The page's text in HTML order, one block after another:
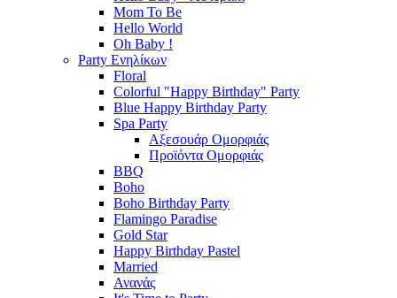
Mom To Be
Hello World
Oh Baby !
Party Ενηλίκων
Floral
Colorful "Happy Birthday" Party
Blue Happy Birthday Party
Spa Party
Αξεσουάρ Ομορφιάς
Προϊόντα Ομορφιάς
BBQ
Boho
Boho Birthday Party
Flamingo Paradise
Gold Star
Happy Birthday Pastel
Married
Ανανάς